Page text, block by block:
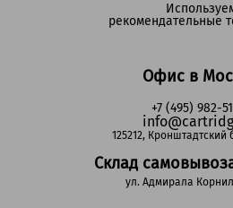
Офис в
+7 (495) 982-
125212, Кронштадтский
Склад
ул. Адмирала
рекомендательные